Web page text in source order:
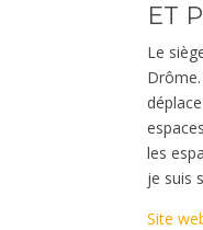
ET
Le
les
je suis
Site